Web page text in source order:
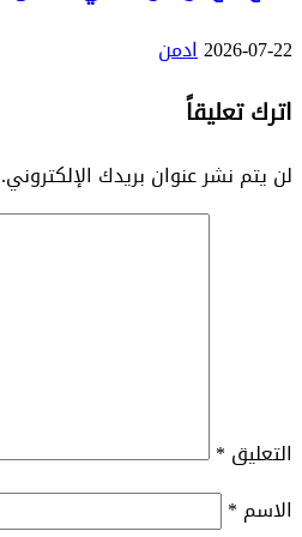
2026-07-22ادمن
اترك تعليقاً
لن يتم نشر عنوان بريدك الإلكتروني.
التعليق *
الاسم *